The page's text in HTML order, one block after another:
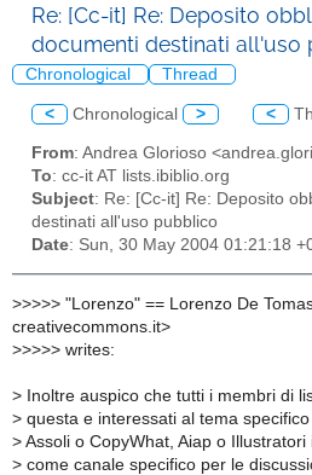
Re: [Cc-it] Re: Deposito
documenti destinati all'uso
Chronological Thread
< Chronological > <
From: Andrea Glorioso
To: cc-it AT lists.ibiblio.org
Subject: Re: [Cc-it] Re: Deposito
destinati all'uso pubblico
Date: Sun, 30 May 2004 01:21:18
>>>>> "Lorenzo" == Lorenzo De
creativecommons.it>
>>>>> writes:
> Inoltre auspico che tutti i membri di
> questa e interessati al tema
> Assoli o CopyWhat, Aiap o
> come canale specifico per le